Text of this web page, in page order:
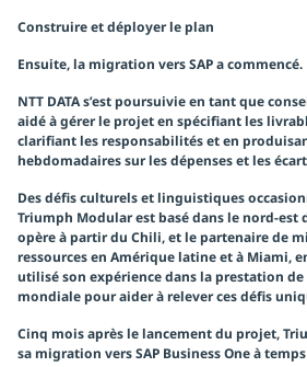
Construire et déployer le plan
Ensuite, la migration vers SAP a commencé.
NTT DATA s’est poursuivie en tant que
aidé à gérer le projet en spécifiant les
clarifiant les responsabilités et en
hebdomadaires sur les dépenses et les
Des défis culturels et linguistiques
Triumph Modular est basé dans le nord-est
opère à partir du Chili, et le partenaire de
ressources en Amérique latine et à Miami,
utilisé son expérience dans la prestation de
mondiale pour aider à relever ces défis
Cinq mois après le lancement du projet,
sa migration vers SAP Business One à